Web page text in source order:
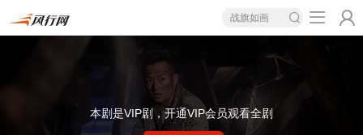
战旗如画
本剧是VIP剧，开通VIP会员观看全剧